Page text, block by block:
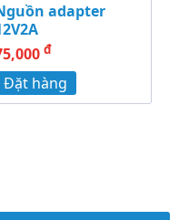
adapter
đ
Đặt hàng